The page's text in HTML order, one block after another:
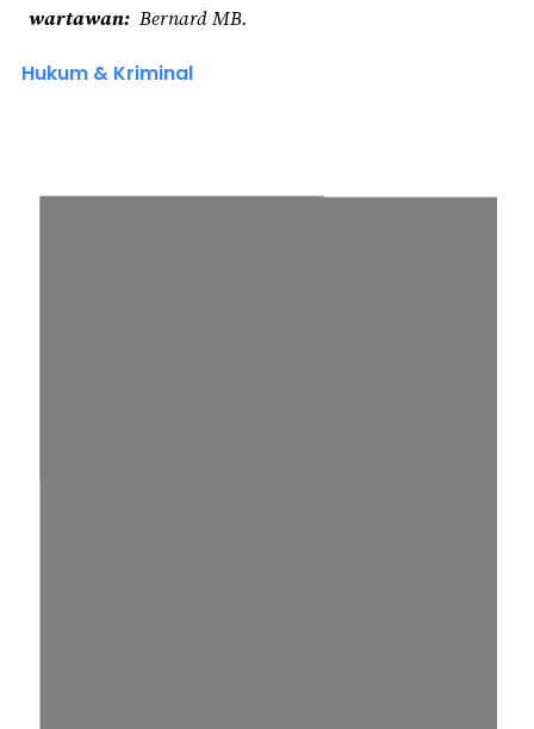
wartawan Bernard MB.
Hukum & Kriminal